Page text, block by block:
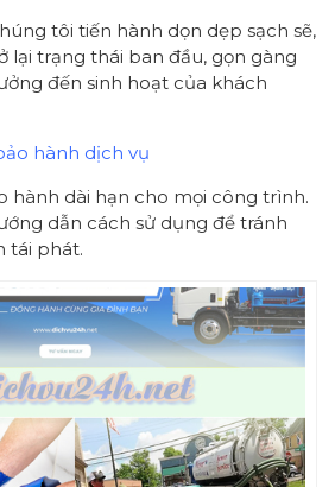
tôi tiến hành dọn dẹp sạch sẽ,
lại trạng thái ban đầu, gọn gàng
đến sinh hoạt của khách
hành dịch vụ
hành dài hạn cho mọi công trình.
dẫn cách sử dụng để tránh
tái phát.